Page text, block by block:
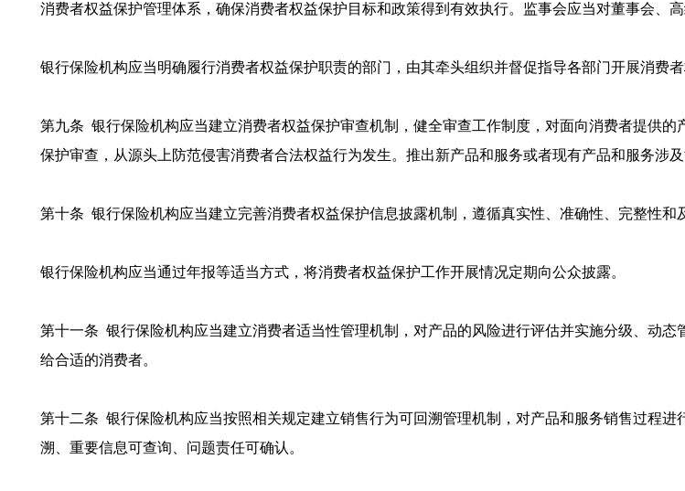
消费者权益保护管理体系，确保消费者权益保护目标和政策得到有效执行。监事会应当对董事会、
银行保险机构应当明确履行消费者权益保护职责的部门，由其牵头组织并督促指导各部门开展消费者
第九条 银行保险机构应当建立消费者权益保护审查机制，健全审查工作制度，对面向消费者提供
保护审查，从源头上防范侵害消费者合法权益行为发生。推出新产品和服务或者现有产品和服务涉
第十条 银行保险机构应当建立完善消费者权益保护信息披露机制，遵循真实性、准确性、完整性和
银行保险机构应当通过年报等适当方式，将消费者权益保护工作开展情况定期向公众披露。
第十一条 银行保险机构应当建立消费者适当性管理机制，对产品的风险进行评估并实施分级、动
给合适的消费者。
第十二条 银行保险机构应当按照相关规定建立销售行为可回溯管理机制，对产品和服务销售过程
溯、重要信息可查询、问题责任可确认。